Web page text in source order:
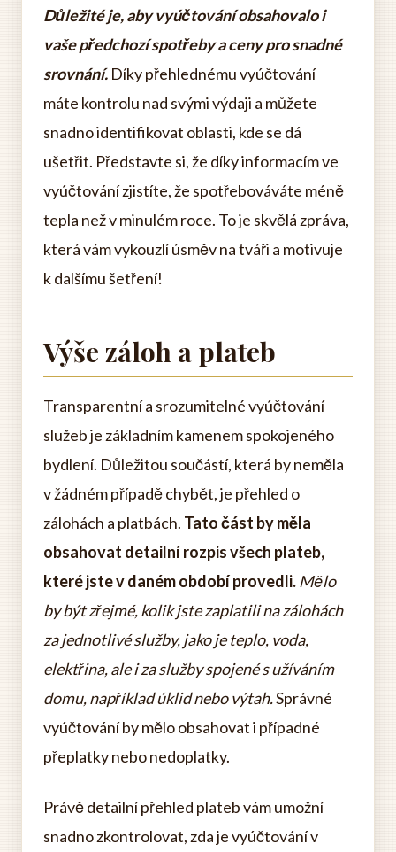
Důležité je, aby vyúčtování obsahovalo i
vaše předchozí spotřeby a ceny pro snadné
srovnání. Díky přehlednému vyúčtování
máte kontrolu nad svými výdaji a můžete
snadno identifikovat oblasti, kde se dá
ušetřit. Představte si, že díky informacím ve
vyúčtování zjistíte, že spotřebováváte méně
tepla než v minulém roce. To je skvělá zpráva,
která vám vykouzlí úsměv na tváři a motivuje
k dalšímu šetření!
Výše záloh a plateb
Transparentní a srozumitelné vyúčtování
služeb je základním kamenem spokojeného
bydlení. Důležitou součástí, která by neměla
v žádném případě chybět, je přehled o
zálohách a platbách. Tato část by měla
obsahovat detailní rozpis všech plateb,
které jste v daném období provedli. Mělo
by být zřejmé, kolik jste zaplatili na zálohách
za jednotlivé služby, jako je teplo, voda,
elektřina, ale i za služby spojené s užíváním
domu, například úklid nebo výtah.Správné
vyúčtování by mělo obsahovat i případné
přeplatky nebo nedoplatky.
Právě detailní přehled plateb vám umožní
snadno zkontrolovat, zda je vyúčtování v